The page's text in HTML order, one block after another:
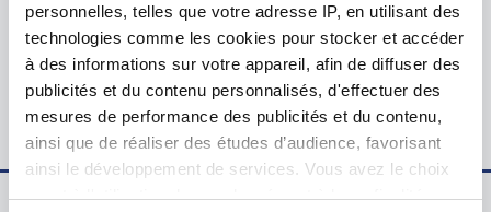
personnelles, telles que votre adresse IP, en utilisant des
technologies comme les cookies pour stocker et accéder
à des informations sur votre appareil, afin de diffuser des
publicités et du contenu personnalisés, d'effectuer des
mesures de performance des publicités et du contenu,
ainsi que de réaliser des études d’audience, favorisant
ainsi le développement de services. Vous avez le choix
quant à l'utilisation de vos données et à leurs finalités.
114.00 €
Lieu du test psychotechnique
5 Rue Ernest Régnier, 33390 Blaye